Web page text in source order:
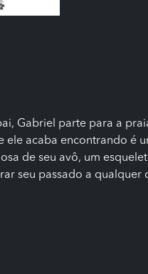
Gabriel parte para a
ele acaba encontrando é
de seu avô, um
seu passado a qualquer